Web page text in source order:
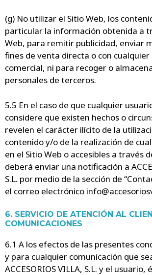
(g) No utilizar el Sitio Web, los
particular la información obtenida a
Web, para remitir publicidad, enviar
fines de venta directa o con
comercial, ni para recoger o
personales de terceros.
5.5 En el caso de que cualquier
considere que existen hechos o
revelen el carácter ilícito de la
contenido y/o de la realización de
en el Sitio Web o accesibles a través
deberá enviar una notificación a
S.L. por medio de la sección de
el correo electrónico
6. SERVICIO DE ATENCIÓN AL
COMUNICACIONES
6.1 A los efectos de las presentes
y para cualquier comunicación que
ACCESORIOS VILLA, S.L. y el usuario,